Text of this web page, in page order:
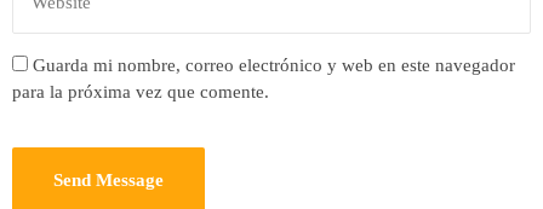
Guarda mi nombre, correo electrónico y web en este navegador
para la próxima vez que comente.